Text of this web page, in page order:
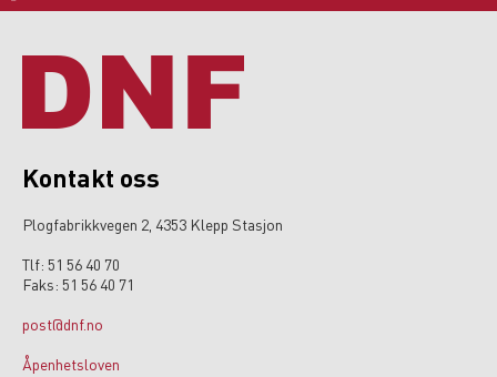
Kontakt oss
Plogfabrikkvegen 2, 4353 Klepp Stasjon
Tlf: 51 56 40 70
Faks: 51 56 40 71
post@dnf.no
Åpenhetsloven